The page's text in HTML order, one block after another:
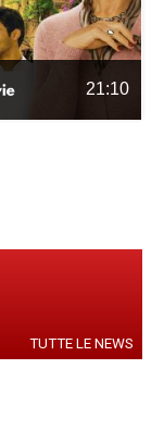
21:10
TUTTE LE NEWS